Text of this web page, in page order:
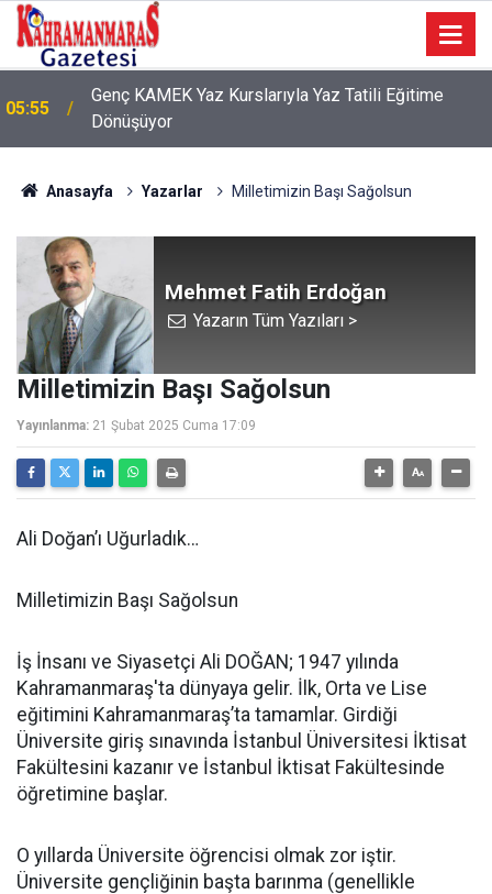
05:55
Genç KAMEK Yaz Kurslarıyla Yaz Tatili Eğitime
Dönüşüyor
Anasayfa Yazarlar Milletimizin Başı Sağolsun
Mehmet Fatih Erdoğan
Yazarın Tüm Yazıları >
Milletimizin Başı Sağolsun
Yayınlanma: 21 Şubat 2025 Cuma 17:09
Ali Doğan’ı Uğurladık…
Milletimizin Başı Sağolsun
İş İnsanı ve Siyasetçi Ali DOĞAN; 1947 yılında
Kahramanmaraş'ta dünyaya gelir. İlk, Orta ve Lise
eğitimini Kahramanmaraş’ta tamamlar. Girdiği
Üniversite giriş sınavında İstanbul Üniversitesi İktisat
Fakültesini kazanır ve İstanbul İktisat Fakültesinde
öğretimine başlar.
O yıllarda Üniversite öğrencisi olmak zor iştir.
Üniversite gençliğinin başta barınma (genellikle